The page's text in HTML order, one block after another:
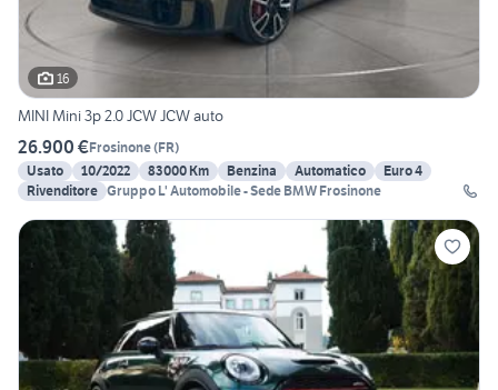
16
MINI Mini 3p 2.0 JCW JCW auto
26.900 €Frosinone(FR)
Usato
10/2022 83000 Km Benzina Automatico
Euro 4
Rivenditore Gruppo L' Automobile - Sede BMW Frosinone